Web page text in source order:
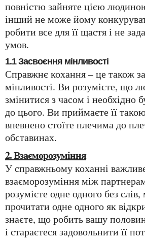
повністю зайняте цією
інший не може йому
робити все для її щастя і не
умов.
1.1 Засвоєння мінливості
Справжнє кохання – це також засвоєння
мінливості. Ви розумієте, що
змінитися з часом і необхідно
до цього. Ви приймаєте її
впевнено стоїте плечима до
обставинах.
2. Взаєморозуміння
У справжньому коханні важливе
взаєморозуміння між
розумієте одне одного без
прочитати одне одного як
знаєте, що робить вашу
і стараєтеся задовольнити її